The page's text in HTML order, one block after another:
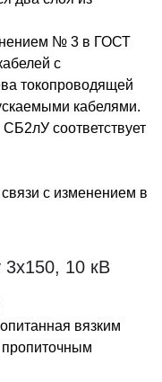
№ 3 в ГОСТ
с
токопроводящей
кабелями.
соответствует
с изменением в
3х150, 10 кВ
вязким